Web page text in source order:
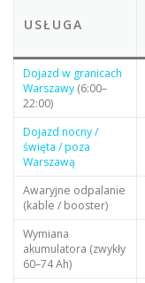
USŁUGA
Dojazd w granicach
Warszawy(6:00–
22:00)
Dojazd nocny /
święta / poza
Warszawą
Awaryjne odpalanie
(kable / booster)
Wymiana
akumulatora (zwykły
60–74 Ah)